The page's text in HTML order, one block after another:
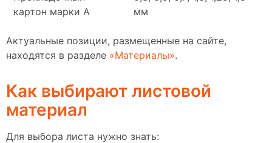
картон марки А
мм
Актуальные позиции, размещенные на сайте,
находятся в разделе «Материалы».
Как выбирают листовой
материал
Для выбора листа нужно знать: